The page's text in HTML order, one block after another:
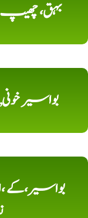
بہق،
بواسیر
بواسیر،کے